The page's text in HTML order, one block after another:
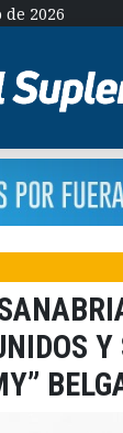
de 2026